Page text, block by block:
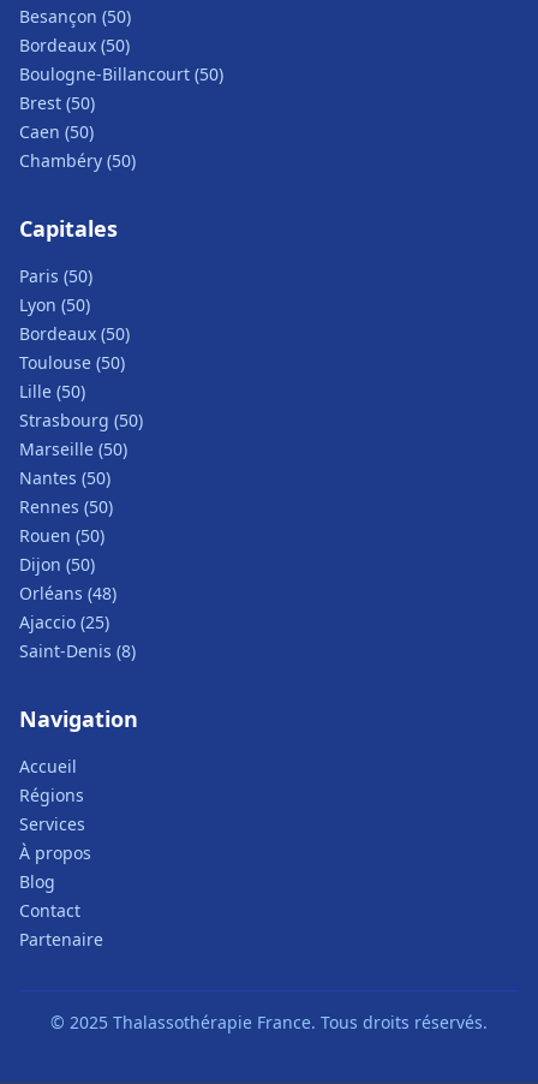
Besançon (50)
Bordeaux (50)
Boulogne-Billancourt (50)
Brest (50)
Caen (50)
Chambéry (50)
Capitales
Paris (50)
Lyon (50)
Bordeaux (50)
Toulouse (50)
Lille (50)
Strasbourg (50)
Marseille (50)
Nantes (50)
Rennes (50)
Rouen (50)
Dijon (50)
Orléans (48)
Ajaccio (25)
Saint-Denis (8)
Navigation
Accueil
Régions
Services
À propos
Blog
Contact
Partenaire
© 2025 Thalassothérapie France. Tous droits réservés.